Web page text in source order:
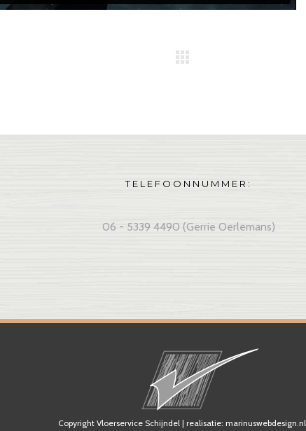
TELEFOONNUMMER:
06 - 5339 4490 (Gerrie Oerlemans)
Copyright Vloerservice Schijndel | realisatie: marinuswebdesign.nl